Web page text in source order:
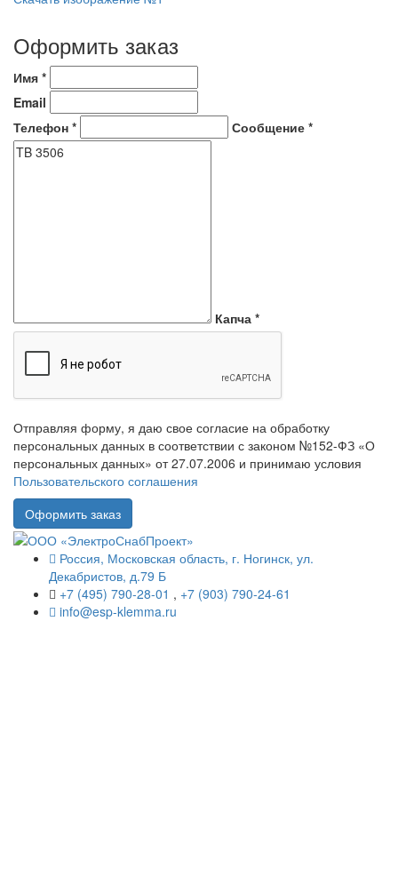
Оформить заказ
Имя *
Email
Телефон * Сообщение *
Капча *
Отправляя форму, я даю свое согласие на обработку
персональных данных в соответствии с законом №152-ФЗ «О
персональных данных» от 27.07.2006 и принимаю условия
Пользовательского соглашения
Россия, Московская область, г. Ногинск, ул.
Декабристов, д.79 Б
+7 (495) 790-28-01 , +7 (903) 790-24-61
info@esp-klemma.ru